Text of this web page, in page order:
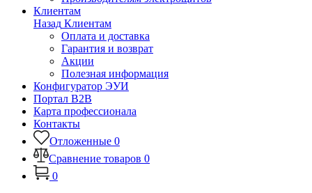
Клиентам
Назад Клиентам
Оплата и доставка
Гарантия и возврат
Акции
Полезная информация
Конфигуратор ЭУИ
Портал B2B
Карта профессионала
Контакты
Отложенные 0
Сравнение товаров 0
0